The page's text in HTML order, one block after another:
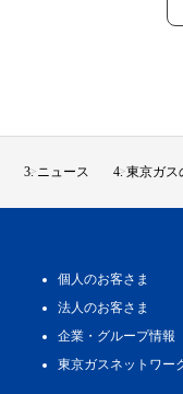
ニュース 東京ガス
個人のお客さま
法人のお客さま
企業・グループ情報
東京ガスネットワー